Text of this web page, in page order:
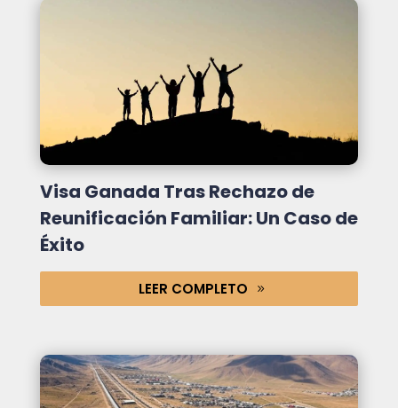
Visa Ganada Tras Rechazo de
Reunificación Familiar: Un Caso de
Éxito
LEER COMPLETO